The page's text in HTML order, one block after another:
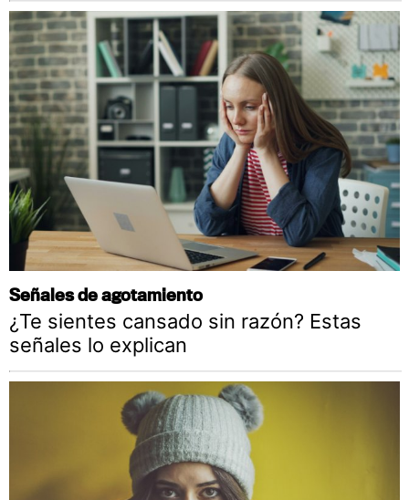
Señales de agotamiento
¿Te sientes cansado sin razón? Estas
señales lo explican